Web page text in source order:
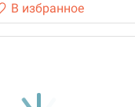
В избранное